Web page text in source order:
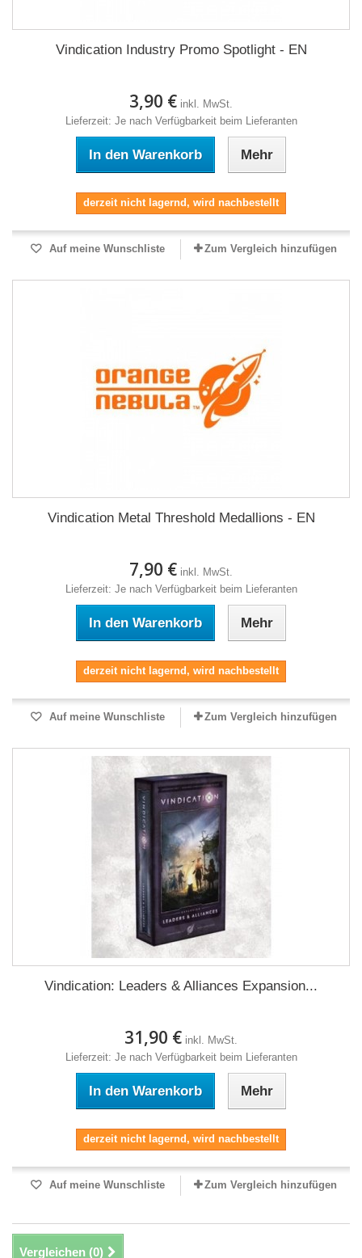
Vindication Industry Promo Spotlight - EN
3,90 € inkl. MwSt.
Lieferzeit: Je nach Verfügbarkeit beim Lieferanten
In den Warenkorb Mehr
derzeit nicht lagernd, wird nachbestellt
Auf meine Wunschliste Zum Vergleich hinzufügen
Vindication Metal Threshold Medallions - EN
7,90 € inkl. MwSt.
Lieferzeit: Je nach Verfügbarkeit beim Lieferanten
In den Warenkorb Mehr
derzeit nicht lagernd, wird nachbestellt
Auf meine Wunschliste Zum Vergleich hinzufügen
Vindication: Leaders & Alliances Expansion...
31,90 € inkl. MwSt.
Lieferzeit: Je nach Verfügbarkeit beim Lieferanten
In den Warenkorb Mehr
derzeit nicht lagernd, wird nachbestellt
Auf meine Wunschliste Zum Vergleich hinzufügen
Vergleichen (0)